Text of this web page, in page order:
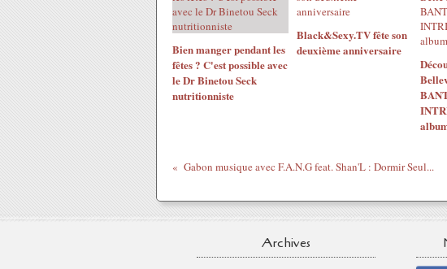
Bien manger pendant les
fêtes ? C'est possible avec
le Dr Binetou Seck
nutritionniste
Black&Sexy.TV fête son
deuxième anniversaire
Gabon musique avec ‪F.A.N.G feat. Shan'L : Dormir Seul‬...
Archives